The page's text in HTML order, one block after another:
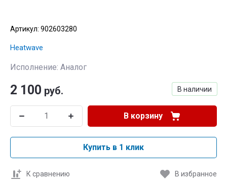
Артикул: 902603280
Heatwave
Исполнение: Аналог
В наличии
2 100 руб.
В корзину
Купить в 1 клик
К сравнению В избранное